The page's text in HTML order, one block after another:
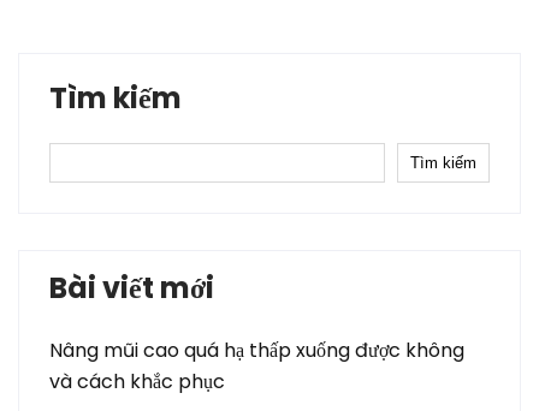
Tìm kiếm
Tìm kiếm
Bài viết mới
Nâng mũi cao quá hạ thấp xuống được không
và cách khắc phục